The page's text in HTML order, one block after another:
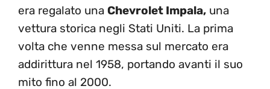
era regalato una Chevrolet Impala, una
vettura storica negli Stati Uniti. La prima
volta che venne messa sul mercato era
addirittura nel 1958, portando avanti il suo
mito fino al 2000.